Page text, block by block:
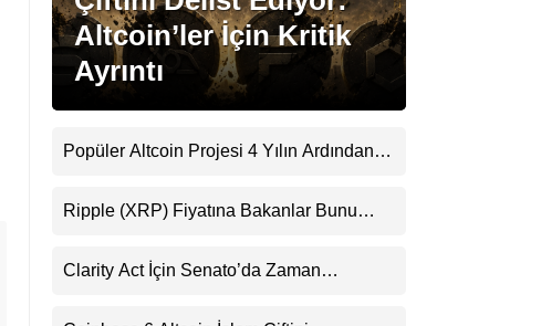
Instagram
Altcoin’ler İçin Kritik
Ayrıntı
Popüler Altcoin Projesi 4 Yılın Ardından
Uyarısı
Ripple (XRP) Fiyatına Bakanlar Bunu
Uyarı
Clarity Act İçin Senato’da Zaman